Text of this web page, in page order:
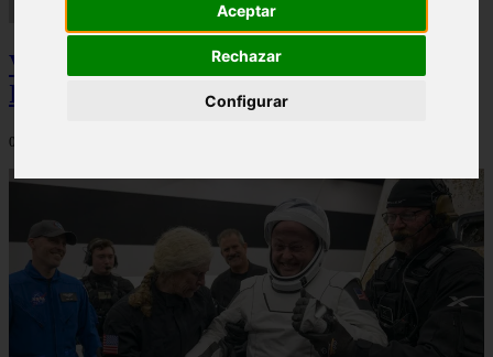
Aceptar
Rechazar
Configurar
Video Advertencias desde la cúspide de la
IA: Hinton y el posible colapso social
06/03/2026